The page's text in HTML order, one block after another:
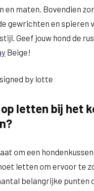
en maten. Bovendien
gewrichten en spieren
Geef jouw hond de
Beige!
letten bij het
om een
letten om ervoor te
belangrijke punten